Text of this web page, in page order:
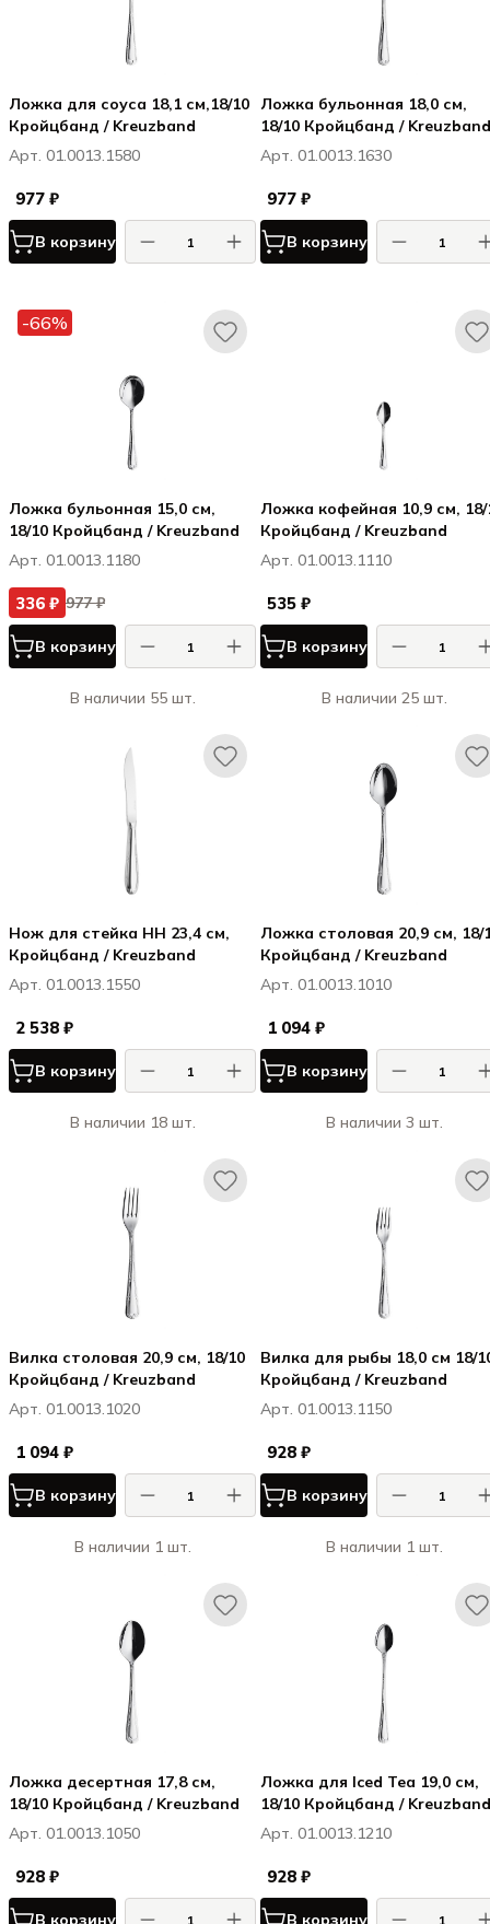
Ложка для соуса 18,1 см,18/10
Кройцбанд / Kreuzband
Арт. 01.0013.1580
977 ₽
В корзину
Ложка бульонная 18,0 см,
18/10 Кройцбанд / Kreuzband
Арт. 01.0013.1630
977 ₽
В корзину
-66%
Ложка бульонная 15,0 см,
18/10 Кройцбанд / Kreuzband
Арт. 01.0013.1180
336 ₽ 977 ₽
В корзину
В наличии 55 шт.
Ложка кофейная 10,9 см, 18/
Кройцбанд / Kreuzband
Арт. 01.0013.1110
535 ₽
В корзину
В наличии 25 шт.
Нож для стейка HH 23,4 см,
Кройцбанд / Kreuzband
Арт. 01.0013.1550
2 538 ₽
В корзину
В наличии 18 шт.
Ложка столовая 20,9 см, 18/
Кройцбанд / Kreuzband
Арт. 01.0013.1010
1 094 ₽
В корзину
В наличии 3 шт.
Вилка столовая 20,9 см, 18/10
Кройцбанд / Kreuzband
Арт. 01.0013.1020
1 094 ₽
В корзину
В наличии 1 шт.
Вилка для рыбы 18,0 см 18/
Кройцбанд / Kreuzband
Арт. 01.0013.1150
928 ₽
В корзину
В наличии 1 шт.
Ложка десертная 17,8 см,
18/10 Кройцбанд / Kreuzband
Арт. 01.0013.1050
928 ₽
В корзину
Ложка для Iced Tea 19,0 см,
18/10 Кройцбанд / Kreuzband
Арт. 01.0013.1210
928 ₽
В корзину